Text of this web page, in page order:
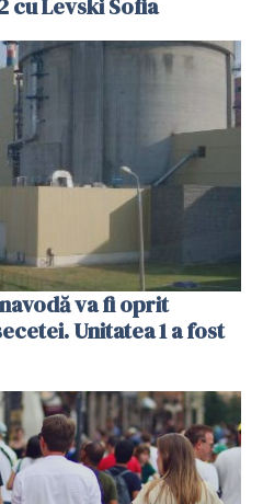
va fi oprit
Unitatea 1 a fost